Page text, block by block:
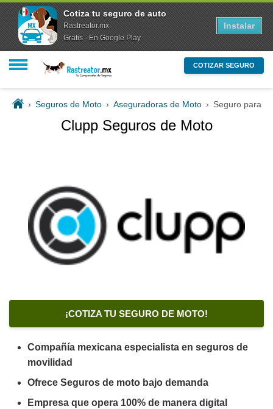
COTIZAR SEGURO
› Seguros de Moto › Aseguradoras de Moto › Seguro para
Clupp Seguros de Moto
¡COTIZA TU SEGURO DE MOTO!
Compañía mexicana especialista en seguros de
movilidad
Ofrece Seguros de moto bajo demanda
Empresa que opera 100% de manera digital
Cotiza tu seguro de auto
Rastreator.mx
Gratis - En Google Play
Instalar